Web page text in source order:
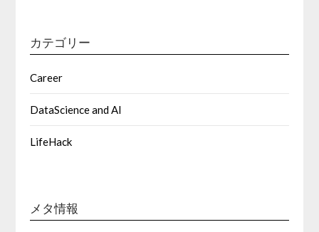
カテゴリー
Career
DataScience and AI
LifeHack
メタ情報